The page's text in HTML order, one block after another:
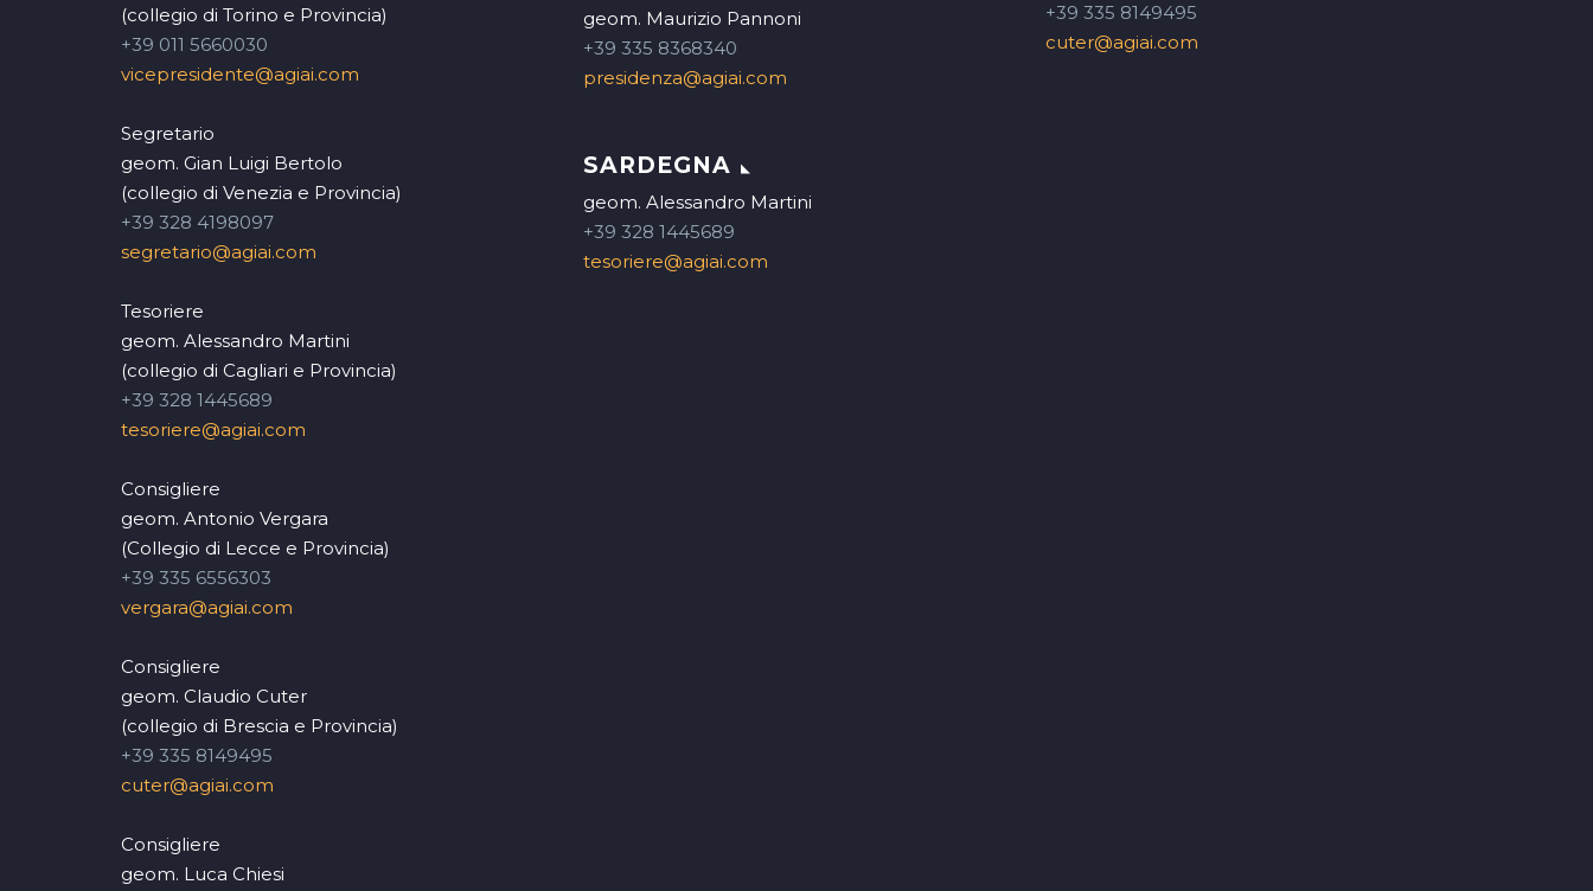
(collegio di Torino e Provincia)
+39 011 5660030
vicepresidente@agiai.com
Segretario
geom. Gian Luigi Bertolo
(collegio di Venezia e Provincia)
+39 328 4198097
segretario@agiai.com
Tesoriere
geom. Alessandro Martini
(collegio di Cagliari e Provincia)
+39 328 1445689
tesoriere@agiai.com
Consigliere
geom. Antonio Vergara
(Collegio di Lecce e Provincia)
+39 335 6556303
vergara@agiai.com
Consigliere
geom. Claudio Cuter
(collegio di Brescia e Provincia)
+39 335 8149495
cuter@agiai.com
Consigliere
geom. Luca Chiesi
geom. Maurizio Pannoni
+39 335 8368340
presidenza@agiai.com
SARDEGNA
geom. Alessandro Martini
+39 328 1445689
tesoriere@agiai.com
+39 335 8149495
cuter@agiai.com